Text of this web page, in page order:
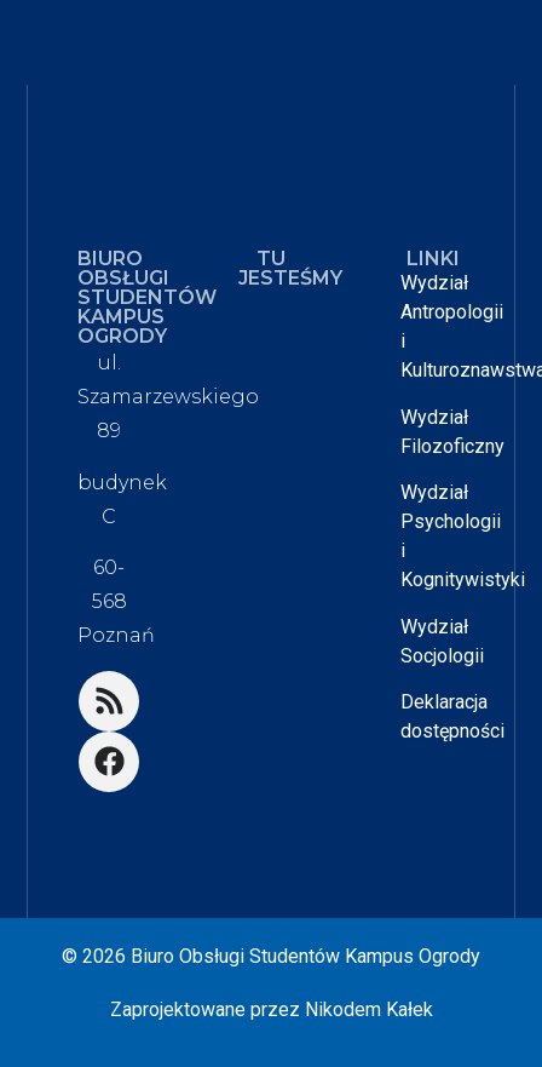
BIURO
OBSŁUGI
STUDENTÓW
KAMPUS
OGRODY
ul.
Szamarzewskiego
89
budynek
C
60-
568
Poznań
TU
JESTEŚMY
LINKI
Wydział
Antropologii
i
Wydział
Filozoficzny
Wydział
Psychologii
i
Kognitywistyki
Wydział
Socjologii
Deklaracja
dostępności
© 2026 Biuro Obsługi Studentów Kampus Ogrody
Zaprojektowane przez Nikodem Kałek